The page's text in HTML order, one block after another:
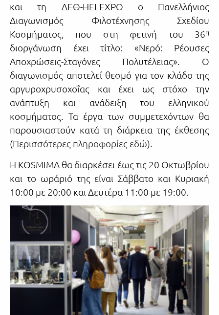
και τη ΔΕΘ-HELEXPO ο Πανελλήνιος
Διαγωνισμός Φιλοτέχνησης Σχεδίου
Κοσμήματος, που στη φετινή του 36η
διοργάνωση έχει τίτλο: «Νερό: Ρέουσες
Αποχρώσεις-Σταγόνες Πολυτέλειας». Ο
διαγωνισμός αποτελεί θεσμό για τον κλάδο της
αργυροχρυσοχοΐας και έχει ως στόχο την
ανάπτυξη και ανάδειξη του ελληνικού
κοσμήματος. Τα έργα των συμμετεχόντων θα
παρουσιαστούν κατά τη διάρκεια της έκθεσης
(Περισσότερες πληροφορίες εδώ).
Η KOSMIMA θα διαρκέσει έως τις 20 Οκτωβρίου
και το ωράριό της είναι Σάββατο και Κυριακή
10:00 με 20:00 και Δευτέρα 11:00 με 19:00.